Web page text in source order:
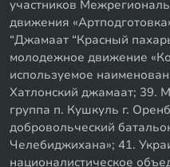
участников
движения
“Джамаат “Красный
молодежное движение
используемое
Хатлонский джамаат; 39.
группа п. Кушкуль г.
добровольческий
Челебиджихана»; 41.
националистическое